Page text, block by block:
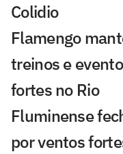
Colidio
Flamengo
treinos e
fortes no Rio
Fluminense
por ventos